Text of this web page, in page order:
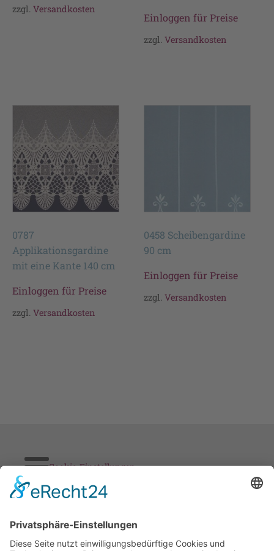
zzgl. Versandkosten
Einloggen für Preise
zzgl.Versandkosten
0787
Applikationsgardine
mit eine Kante 140 cm
Einloggen für Preise
zzgl. Versandkosten
0458 Scheibengardine
90 cm
Einloggen für Preise
zzgl.Versandkosten
Cookie-Einstellungen